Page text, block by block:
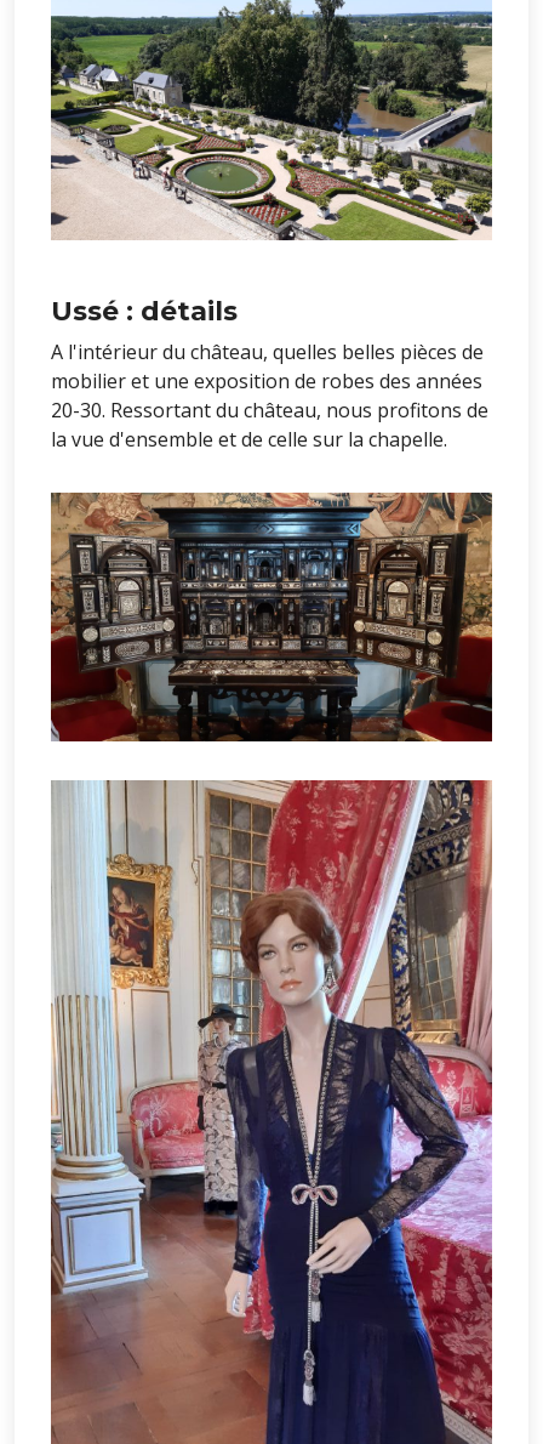
Ussé : détails
A l'intérieur du château, quelles belles pièces de
mobilier et une exposition de robes des années
20-30. Ressortant du château, nous profitons de
la vue d'ensemble et de celle sur la chapelle.